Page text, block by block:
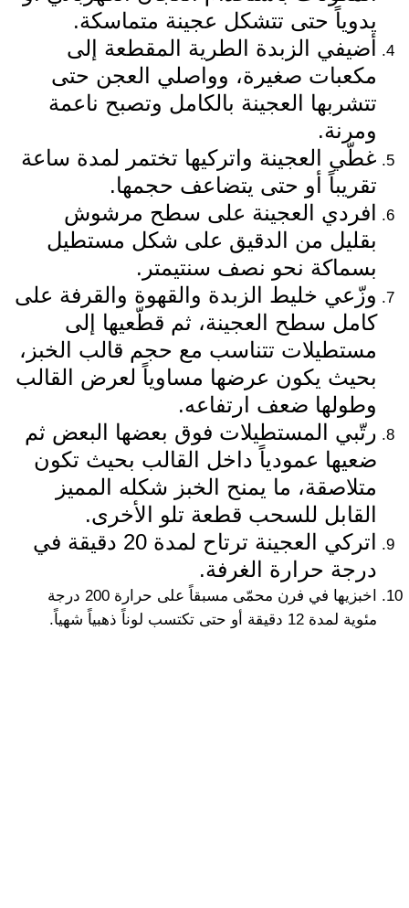
يدوياً حتى تتشكل عجينة متماسكة.
أضيفي الزبدة الطرية المقطعة إلى
مكعبات صغيرة، وواصلي العجن حتى
تتشربها العجينة بالكامل وتصبح ناعمة
ومرنة.
غطّي العجينة واتركيها تختمر لمدة ساعة
تقريباً أو حتى يتضاعف حجمها.
افردي العجينة على سطح مرشوش
بقليل من الدقيق على شكل مستطيل
بسماكة نحو نصف سنتيمتر.
وزّعي خليط الزبدة والقهوة والقرفة على
كامل سطح العجينة، ثم قطّعيها إلى
مستطيلات تتناسب مع حجم قالب الخبز،
بحيث يكون عرضها مساوياً لعرض القالب
وطولها ضعف ارتفاعه.
رتّبي المستطيلات فوق بعضها البعض ثم
ضعيها عمودياً داخل القالب بحيث تكون
متلاصقة، ما يمنح الخبز شكله المميز
القابل للسحب قطعة تلو الأخرى.
اتركي العجينة ترتاح لمدة 20 دقيقة في
درجة حرارة الغرفة.
اخبزيها في فرن محمّى مسبقاً على حرارة 200 درجة
مئوية لمدة 12 دقيقة أو حتى تكتسب لوناً ذهبياً شهياً.